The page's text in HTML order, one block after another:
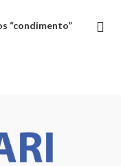
“condimento”